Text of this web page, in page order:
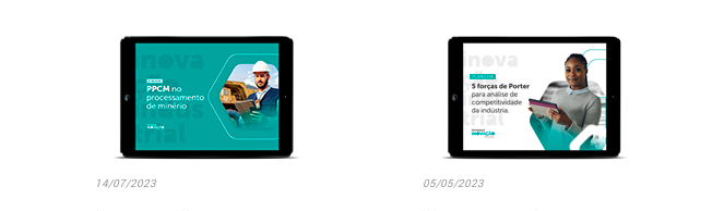
14/07/2023 05/05/2023